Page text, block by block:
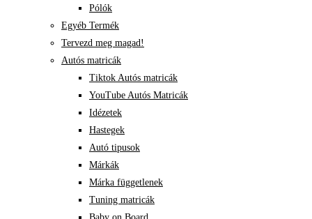
Pólók
Egyéb Termék
Tervezd meg magad!
Autós matricák
Tiktok Autós matricák
YouTube Autós Matricák
Idézetek
Hastegek
Autó tipusok
Márkák
Márka függetlenek
Tuning matricák